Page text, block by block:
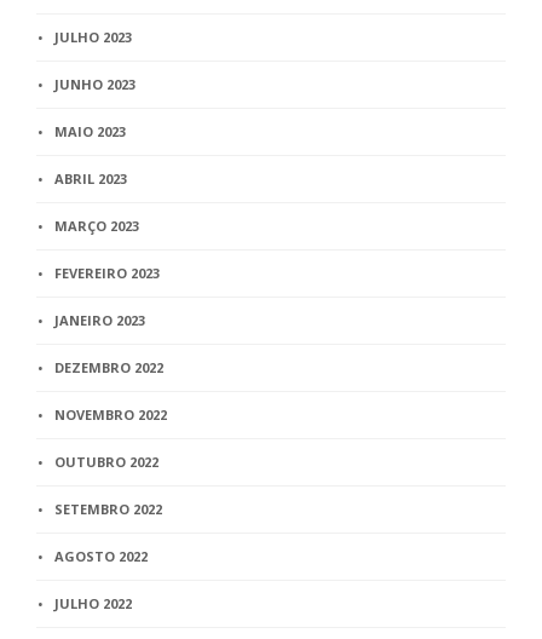
JULHO 2023
JUNHO 2023
MAIO 2023
ABRIL 2023
MARÇO 2023
FEVEREIRO 2023
JANEIRO 2023
DEZEMBRO 2022
NOVEMBRO 2022
OUTUBRO 2022
SETEMBRO 2022
AGOSTO 2022
JULHO 2022